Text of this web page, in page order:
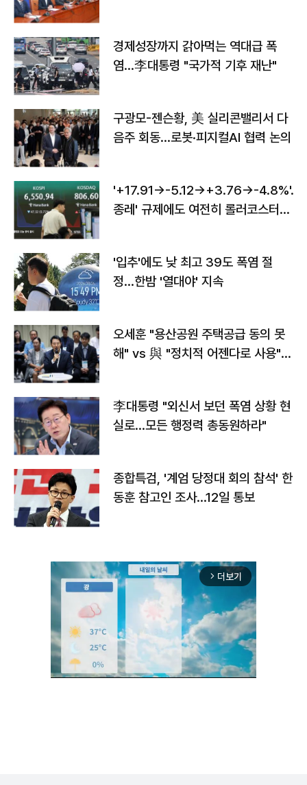
경제성장까지 갉아먹는 역대급 폭
염…李대통령 "국가적 기후 재난"
구광모-젠슨황, 美 실리콘밸리서 다
음주 회동…로봇·피지컬AI 협력 논의
'+17.91→-5.12→+3.76→-4.8%'…'
종레' 규제에도 여전히 롤러코스터
'입추'에도 낮 최고 39도 폭염 절
정…한밤 '열대야' 지속
오세훈 "용산공원 주택공급 동의 못
해" vs 與 "정치적 어젠다로 사용"
李대통령 "외신서 보던 폭염 상황 현
실로…모든 행정력 총동원하라"
종합특검, '계엄 당정대 회의 참석' 한
동훈 참고인 조사...12일 통보
arrow_forward_ios 더보기